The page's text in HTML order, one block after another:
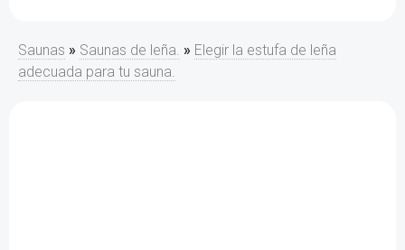
Saunas » Saunas de leña. » Elegir la estufa de leña
adecuada para tu sauna.